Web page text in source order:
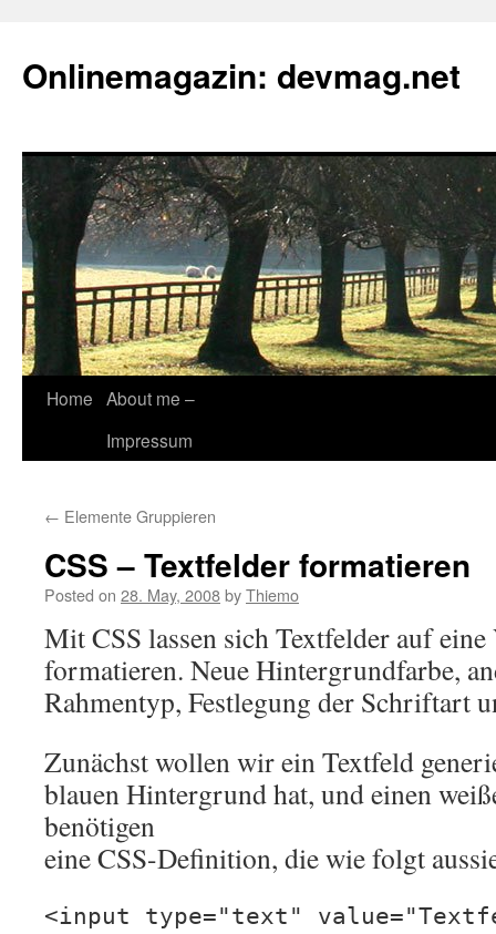
Onlinemagazin: devmag.net
Skip
Home About me –
Impressum
← Elemente Gruppieren
CSS – Textfelder formatieren
Posted on 28. May, 2008byThiemo
Mit CSS lassen sich Textfelder auf
formatieren. Neue Hintergrundfarbe,
Rahmentyp, Festlegung der Schriftart
Zunächst wollen wir ein Textfeld
blauen Hintergrund hat, und einen
benötigen
eine CSS-Definition, die wie folgt
<input type="text"